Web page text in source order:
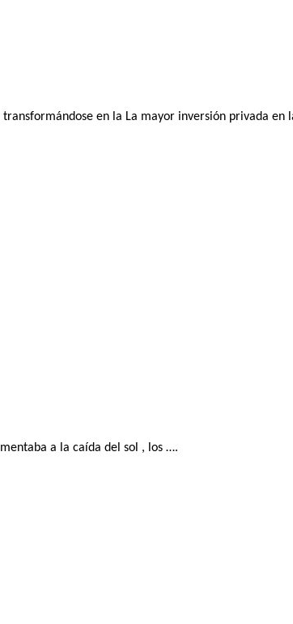
en la La mayor inversión privada en
a la caída del sol , los ….